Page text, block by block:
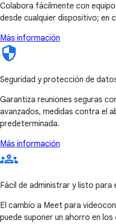
Colabora fácilmente con
desde cualquier dispositivo; en
Más información
Seguridad y protección de
Garantiza reuniones seguras
avanzados, medidas contra el
predeterminada.
Más información
Fácil de administrar y listo para
El cambio a Meet para
puede suponer un ahorro en